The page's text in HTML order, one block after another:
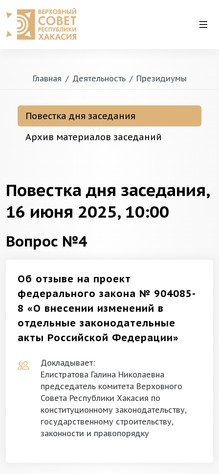
Главная Деятельность Президиумы
Повестка дня заседания
Архив материалов заседаний
Повестка дня заседания,
16 июня 2025, 10:00
Вопрос №4
Об отзыве на проект
федерального закона № 904085-
8 «О внесении изменений в
отдельные законодательные
акты Российской Федерации»
Докладывает:
Елистратова Галина Николаевна
председатель комитета Верховного
Совета Республики Хакасия по
конституционному законодательству,
государственному строительству,
законности и правопорядку